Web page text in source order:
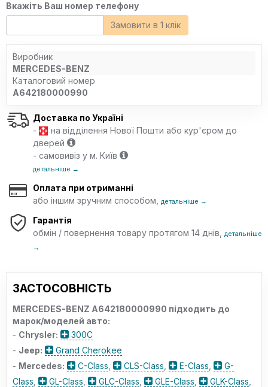
Вкажіть Ваш номер телефону
Замовити в 1 клік
Виробник
MERCEDES-BENZ
Каталоговий номер
A642180000990
Доставка по Україні
-
на відділення Нової Пошти або кур'єром до
дверей
- самовивіз у м. Київ
детальніше →
Оплата при отриманні
або іншим зручним способом,
детальніше →
Гарантія
обмін / повернення товару протягом 14 днів,
детальніше
→
ЗАСТОСОВНІСТЬ
MERCEDES-BENZ A642180000990 підходить до
марок/моделей авто:
- Chrysler:
300C
- Jeep:
Grand Cherokee
- Mercedes: C-Class CLS-Class E-Class
G-
Class
GL-Class GLC-Class GLE-Class GLK-Class